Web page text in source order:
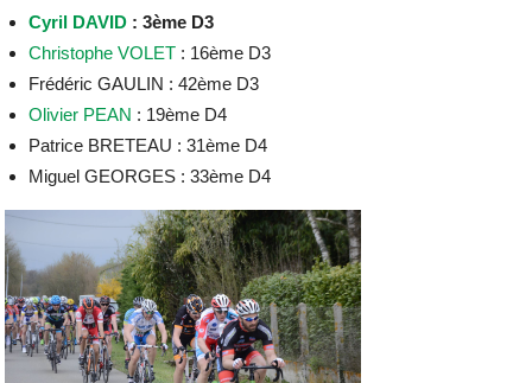
Cyril DAVID : 3ème D3
Christophe VOLET : 16ème D3
Frédéric GAULIN : 42ème D3
Olivier PEAN : 19ème D4
Patrice BRETEAU : 31ème D4
Miguel GEORGES : 33ème D4